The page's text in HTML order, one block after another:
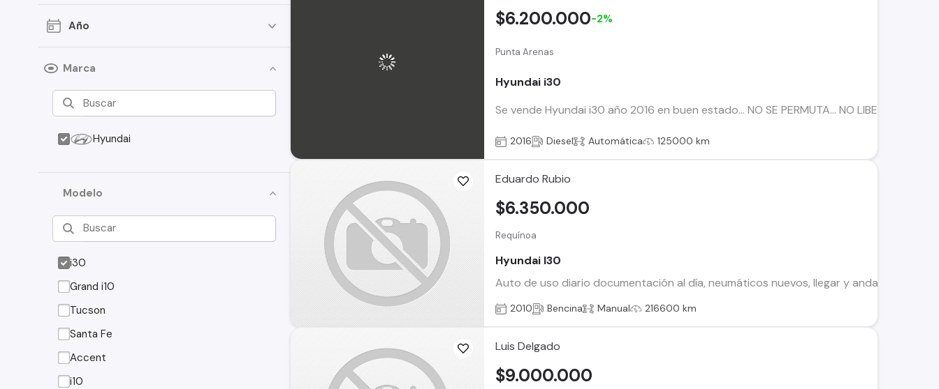
Año
Marca
Hyundai
Modelo
i30
Grand i10
Tucson
Santa Fe
Accent
i10
Punta Arenas
Hyundai i30
Se vende Hyundai i30 año 2016 en buen estado… NO SE PERMUTA… NO LIBERADO…
$6.200.000-2%
2016 Diesel Automática 125000 km
Eduardo Rubio
Requínoa
Hyundai I30
Auto de uso diario documentación al día, neumáticos nuevos, llegar y
$6.350.000
2010 Bencina Manual 216600 km
Luis Delgado
$9.000.000